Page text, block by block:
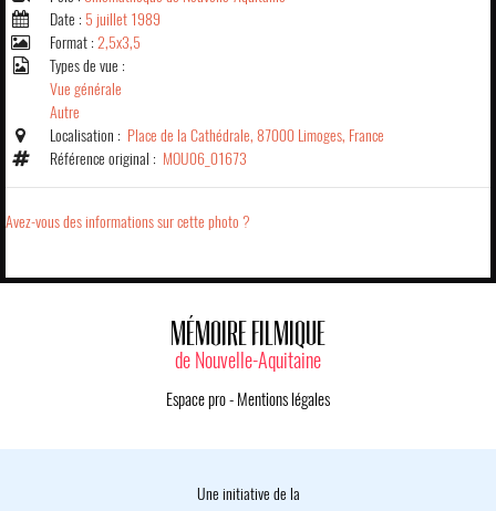
Date : 5 juillet 1989
Format : 2,5x3,5
Types de vue :
Vue générale
Autre
Localisation : Place de la Cathédrale, 87000 Limoges, France
Référence original : MOU06_01673
Avez-vous des informations sur cette photo ?
MÉMOIRE FILMIQUE
de Nouvelle-Aquitaine
Espace pro- Mentions légales
Une initiative de la